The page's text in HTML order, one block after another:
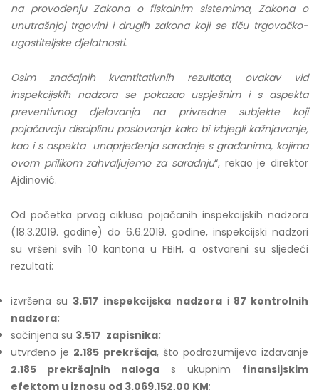
na provođenju Zakona o fiskalnim sistemima, Zakona o
unutrašnjoj trgovini i drugih zakona koji se tiču trgovačko-
ugostiteljske djelatnosti.
Osim značajnih kvantitativnih rezultata, ovakav vid
inspekcijskih nadzora se pokazao uspješnim i s aspekta
preventivnog djelovanja na privredne subjekte koji
pojačavaju disciplinu poslovanja kako bi izbjegli kažnjavanje,
kao i s aspekta unaprjeđenja saradnje s građanima, kojima
ovom prilikom zahvaljujemo za saradnju“, rekao je direktor
Ajdinović.
Od početka prvog ciklusa pojačanih inspekcijskih nadzora
(18.3.2019. godine) do 6.6.2019. godine, inspekcijski nadzori
su vršeni svih 10 kantona u FBiH, a ostvareni su sljedeći
rezultati:
izvršena su 3.517 inspekcijska nadzorai 87 kontrolnih
nadzora;
sačinjena su 3.517 zapisnika;
utvrđeno je 2.185 prekršaja, što podrazumijeva izdavanje
2.185 prekršajnih naloga s ukupnim finansijskim
efektom u iznosu od 3.069.152,00 KM;